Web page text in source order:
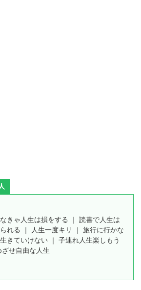
きゃ人生は損をする ｜ 読書で人生は
れる ｜ 人生一度キリ ｜ 旅行に行かな
きていけない ｜ 子連れ人生楽しもう
ざせ自由な人生